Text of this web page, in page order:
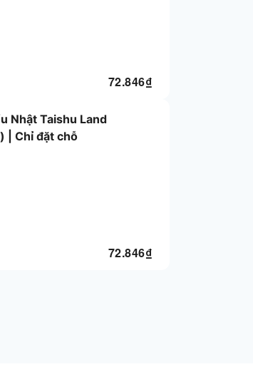
₫
72.846
Nhật Taishu Land
| Chỉ đặt chỗ
₫
72.846